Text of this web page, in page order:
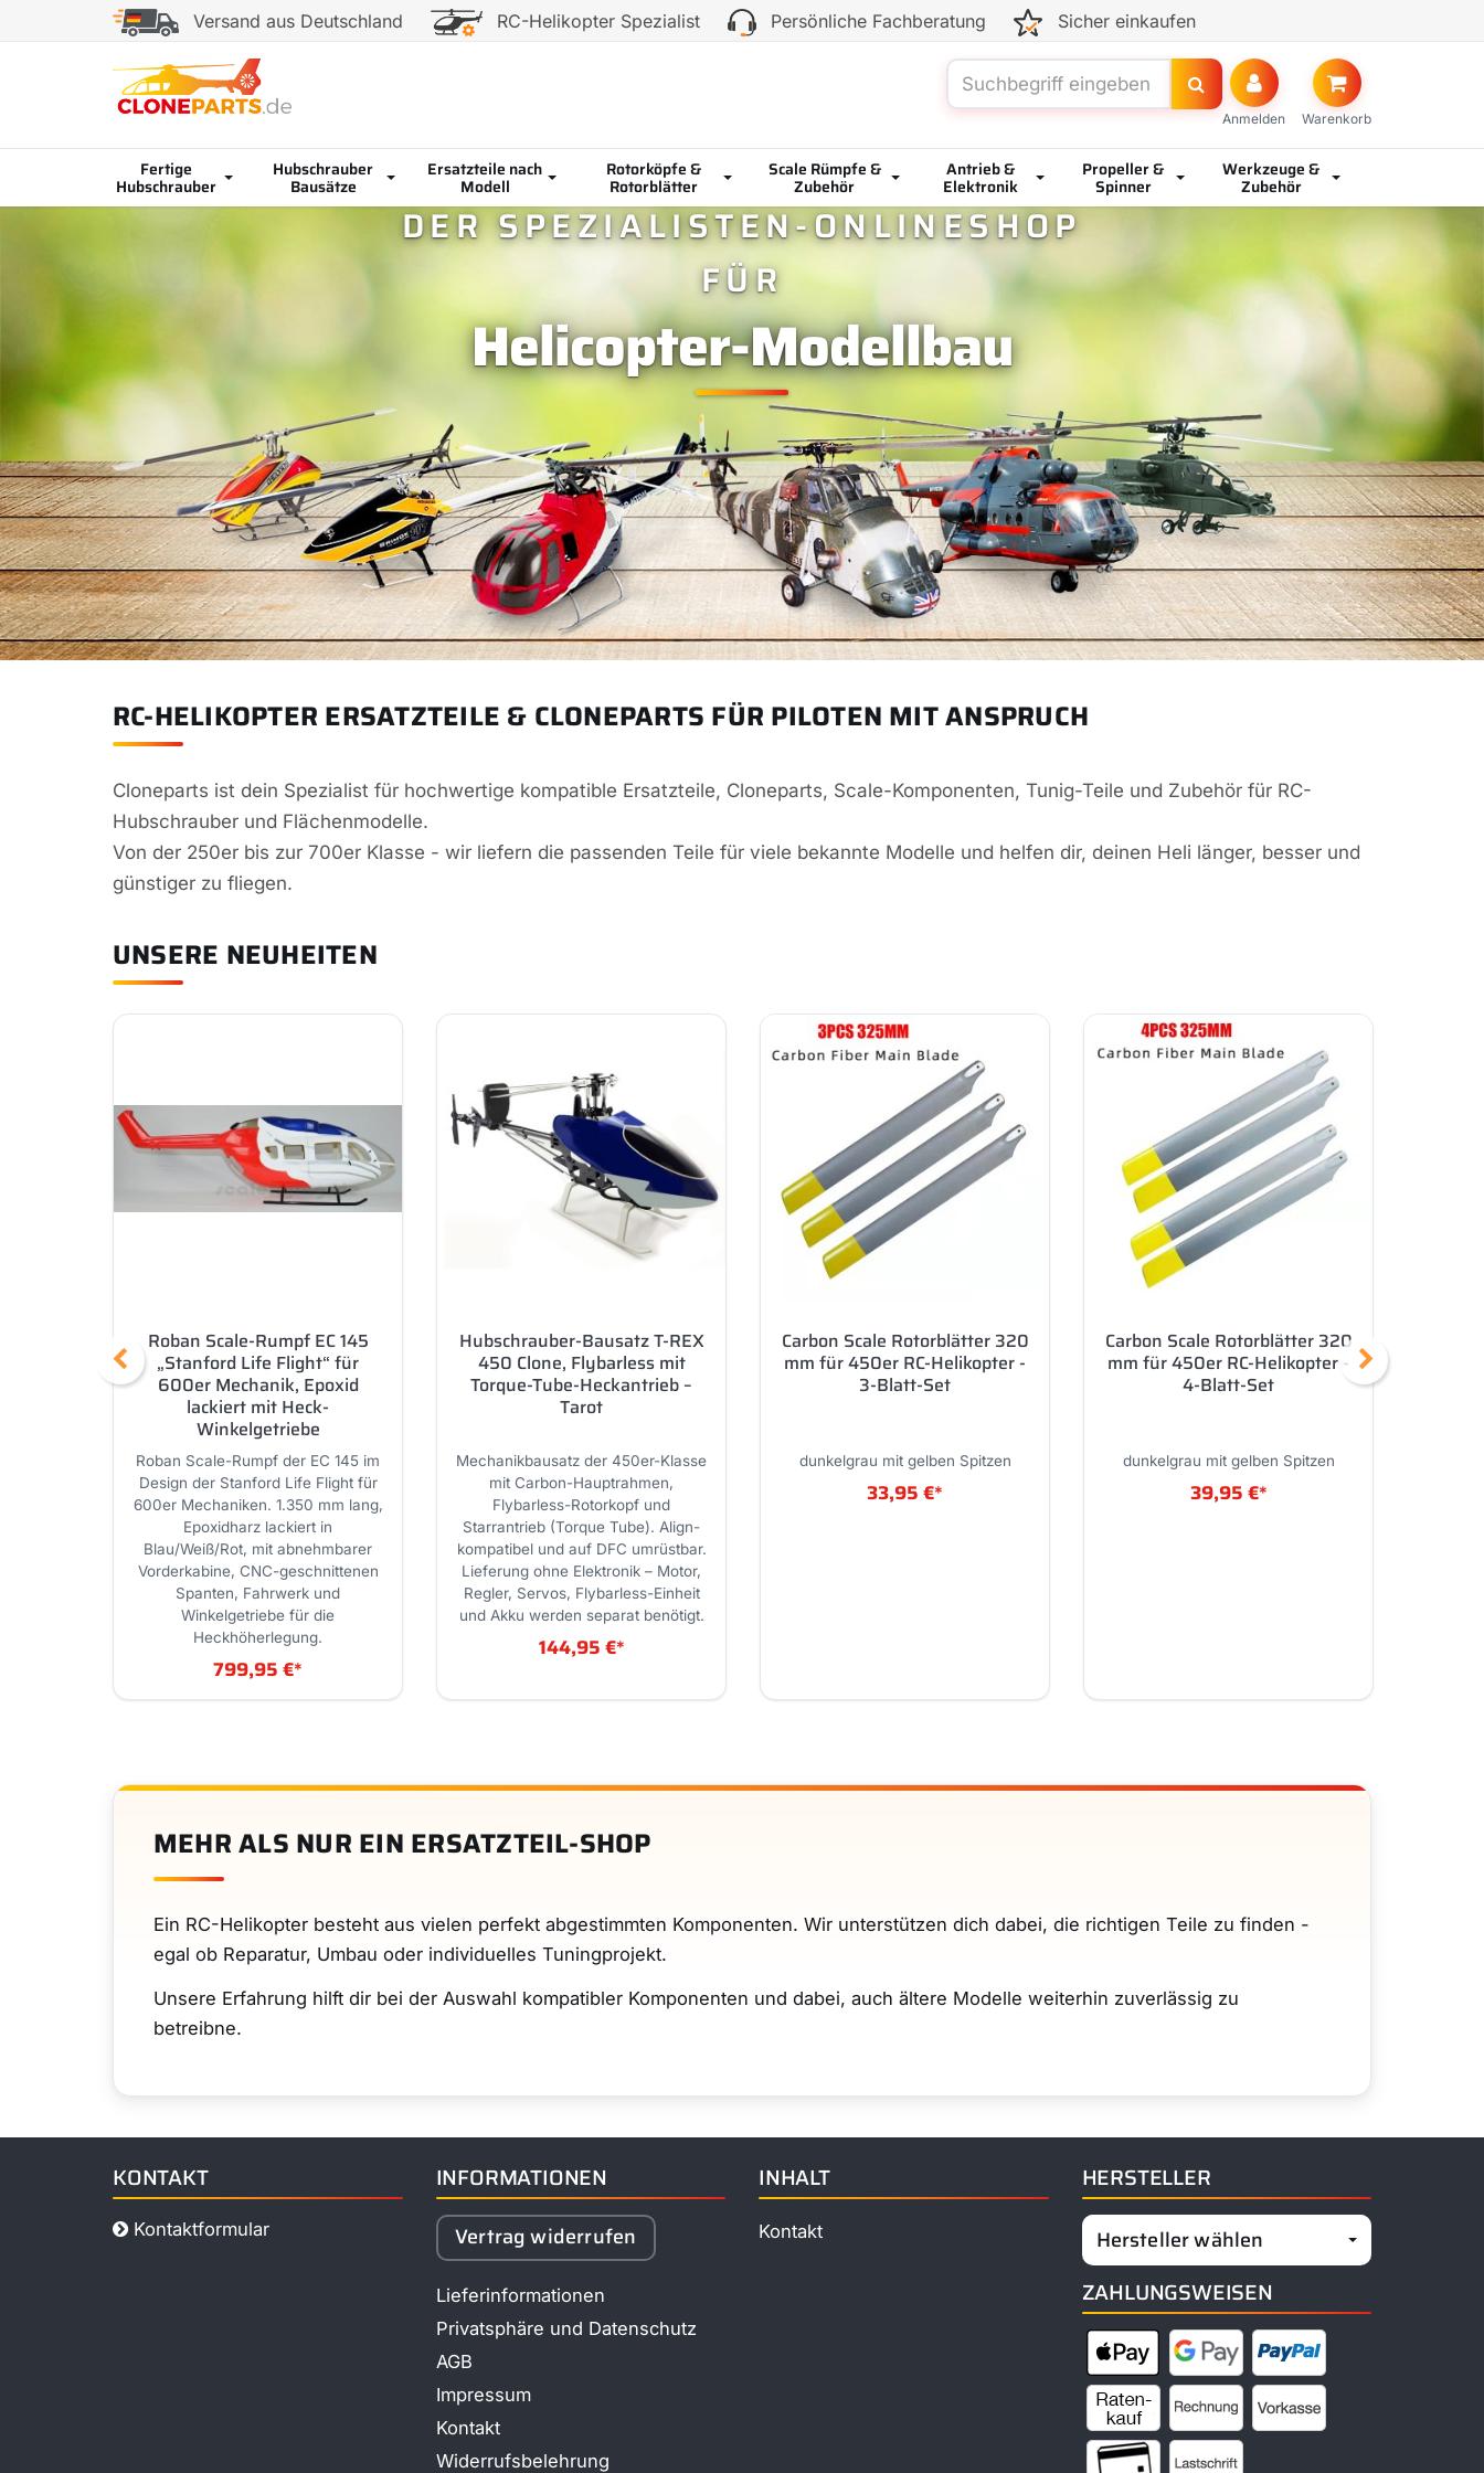
Versand aus Deutschland RC-Helikopter Spezialist Persönliche Fachberatung Sicher einkaufen
Warenkorb
Anmelden
Suchen
Fertige
Hubschrauber
Hubschrauber
Bausätze
Ersatzteile nach
Modell
Rotorköpfe &
Rotorblätter
Scale Rümpfe &
Zubehör
Antrieb &
Elektronik
Propeller &
Spinner
Werkzeuge &
Zubehör
DER SPEZIALISTEN-ONLINESHOP
FÜR
Helicopter-Modellbau
RC-HELIKOPTER ERSATZTEILE & CLONEPARTS FÜR PILOTEN MIT ANSPRUCH
Cloneparts ist dein Spezialist für hochwertige kompatible Ersatzteile, Cloneparts, Scale-Komponenten, Tunig-Teile und Zubehör für RC-
Hubschrauber und Flächenmodelle.
Von der 250er bis zur 700er Klasse - wir liefern die passenden Teile für viele bekannte Modelle und helfen dir, deinen Heli länger, besser und
günstiger zu fliegen.
UNSERE NEUHEITEN
Roban Scale-Rumpf EC 145
„Stanford Life Flight“ für
600er Mechanik, Epoxid
lackiert mit Heck-
Winkelgetriebe
Roban Scale-Rumpf der EC 145 im
Design der Stanford Life Flight für
600er Mechaniken. 1.350 mm lang,
Epoxidharz lackiert in
Blau/Weiß/Rot, mit abnehmbarer
Vorderkabine, CNC-geschnittenen
Spanten, Fahrwerk und
Winkelgetriebe für die
Heckhöherlegung.
799,95 €*
Hubschrauber-Bausatz T-REX
450 Clone, Flybarless mit
Torque-Tube-Heckantrieb –
Tarot
Mechanikbausatz der 450er-Klasse
mit Carbon-Hauptrahmen,
Flybarless-Rotorkopf und
Starrantrieb (Torque Tube). Align-
kompatibel und auf DFC umrüstbar.
Lieferung ohne Elektronik – Motor,
Regler, Servos, Flybarless-Einheit
und Akku werden separat benötigt.
144,95 €*
Carbon Scale Rotorblätter 320
mm für 450er RC-Helikopter -
3-Blatt-Set
dunkelgrau mit gelben Spitzen
33,95 €*
Carbon Scale Rotorblätter 320
mm für 450er RC-Helikopter -
4-Blatt-Set
dunkelgrau mit gelben Spitzen
39,95 €*
MEHR ALS NUR EIN ERSATZTEIL-SHOP
Ein RC-Helikopter besteht aus vielen perfekt abgestimmten Komponenten. Wir unterstützen dich dabei, die richtigen Teile zu finden -
egal ob Reparatur, Umbau oder individuelles Tuningprojekt.
Unsere Erfahrung hilft dir bei der Auswahl kompatibler Komponenten und dabei, auch ältere Modelle weiterhin zuverlässig zu
betreibne.
KONTAKT
Kontaktformular
INFORMATIONEN
Vertrag widerrufen
Lieferinformationen
Privatsphäre und Datenschutz
AGB
Impressum
Kontakt
Widerrufsbelehrung
INHALT
Kontakt
HERSTELLER
Hersteller wählen
ZAHLUNGSWEISEN